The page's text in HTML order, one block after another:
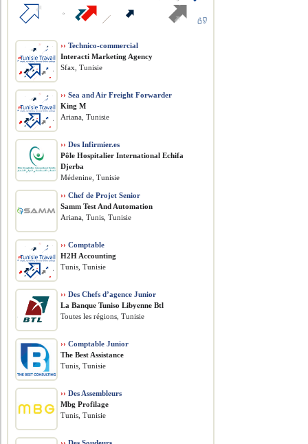
›› Technico-commercial
Interacti Marketing Agency
Sfax, Tunisie
›› Sea and Air Freight Forwarder
King M
Ariana, Tunisie
›› Des Infirmier.es
Pôle Hospitalier International Echifa
Djerba
Médenine, Tunisie
›› Chef de Projet Senior
Samm Test And Automation
Ariana, Tunis, Tunisie
›› Comptable
H2H Accounting
Tunis, Tunisie
›› Des Chefs d’agence Junior
La Banque Tuniso Libyenne Btl
Toutes les régions, Tunisie
›› Comptable Junior
The Best Assistance
Tunis, Tunisie
›› Des Assembleurs
Mbg Profilage
Tunis, Tunisie